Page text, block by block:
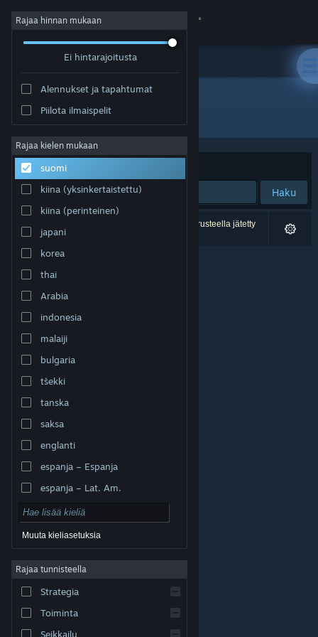
Kirjaudu sisään
Tietoa
Tuki
Vaihda kieli
Hanki Steam-mobiilisovellus
Näytä työpöytäsivusto
© Valve Corporation. Kaikki oikeudet pidätetään. Kaikki
Yhdysvalloissa ja kaikkialla maailmassa.
Helppokäyttötoiminnot
Hyvitykset|Evästeet
Rajaa hinnan mukaan
Ei hintarajoitusta
Alennukset ja tapahtumat
Piilota ilmaispelit
Rajaa kielen mukaan
suomi
kiina (yksinkertaistettu)
kiina (perinteinen)
japani
korea
thai
Arabia
indonesia
malaiji
bulgaria
tšekki
tanska
saksa
englanti
espanja – Espanja
espanja – Lat. Am.
Muuta kieliasetuksia
Rajaa tunnisteella
Strategia
Toiminta
Seikkailu
Kehittäjä: Mister Jägger
Järjestelyperuste
Haku
0 tulosta vastaa hakuasi. 1 peli on asetustesi perusteella jätetty
pois.